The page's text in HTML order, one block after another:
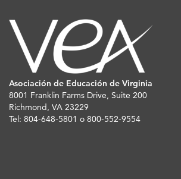
Asociación de Educación de Virginia
8001 Franklin Farms Drive, Suite 200
Richmond, VA 23229
Tel: 804-648-5801 o 800-552-9554